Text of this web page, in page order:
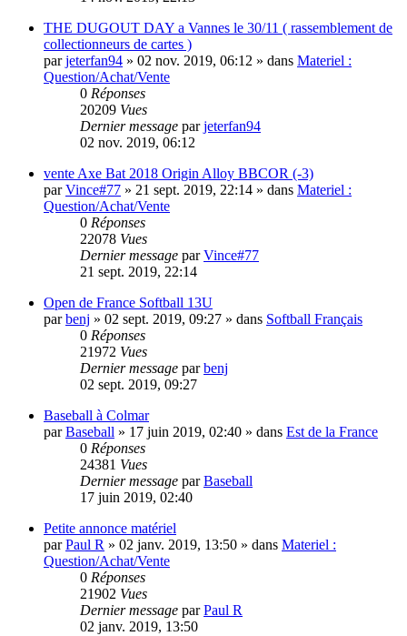
THE DUGOUT DAY a Vannes le 30/11 ( rassemblement de
collectionneurs de cartes )
parjeterfan94 » 02 nov. 2019, 06:12 » dans Materiel :
Question/Achat/Vente
0 Réponses
20209 Vues
Dernier message parjeterfan94
02 nov. 2019, 06:12
vente Axe Bat 2018 Origin Alloy BBCOR (-3)
parVince#77 » 21 sept. 2019, 22:14 » dans Materiel :
Question/Achat/Vente
0 Réponses
22078 Vues
Dernier message parVince#77
21 sept. 2019, 22:14
Open de France Softball 13U
parbenj » 02 sept. 2019, 09:27 » dans Softball Français
0 Réponses
21972 Vues
Dernier message parbenj
02 sept. 2019, 09:27
Baseball à Colmar
parBaseball » 17 juin 2019, 02:40 » dans Est de la France
0 Réponses
24381 Vues
Dernier message parBaseball
17 juin 2019, 02:40
Petite annonce matériel
parPaul R » 02 janv. 2019, 13:50 » dans Materiel :
Question/Achat/Vente
0 Réponses
21902 Vues
Dernier message parPaul R
02 janv. 2019, 13:50